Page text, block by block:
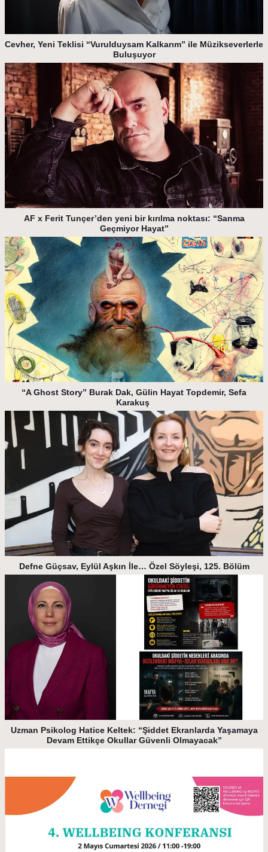
Cevher, Yeni Teklisi “Vurulduysam Kalkarım” ile Müzikseverlerle
Buluşuyor
AF x Ferit Tunçer’den yeni bir kırılma noktası: “Sanma
Geçmiyor Hayat”
“A Ghost Story” Burak Dak, Gülin Hayat Topdemir, Sefa
Karakuş
Defne Güçsav, Eylül Aşkın İle… Özel Söyleşi, 125. Bölüm
Uzman Psikolog Hatice Keltek: “Şiddet Ekranlarda Yaşamaya
Devam Ettikçe Okullar Güvenli Olmayacak”